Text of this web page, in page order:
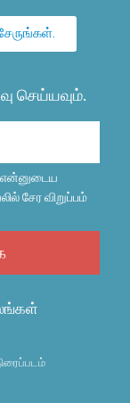
செய்யவும்.
சேர விறுப்பம்